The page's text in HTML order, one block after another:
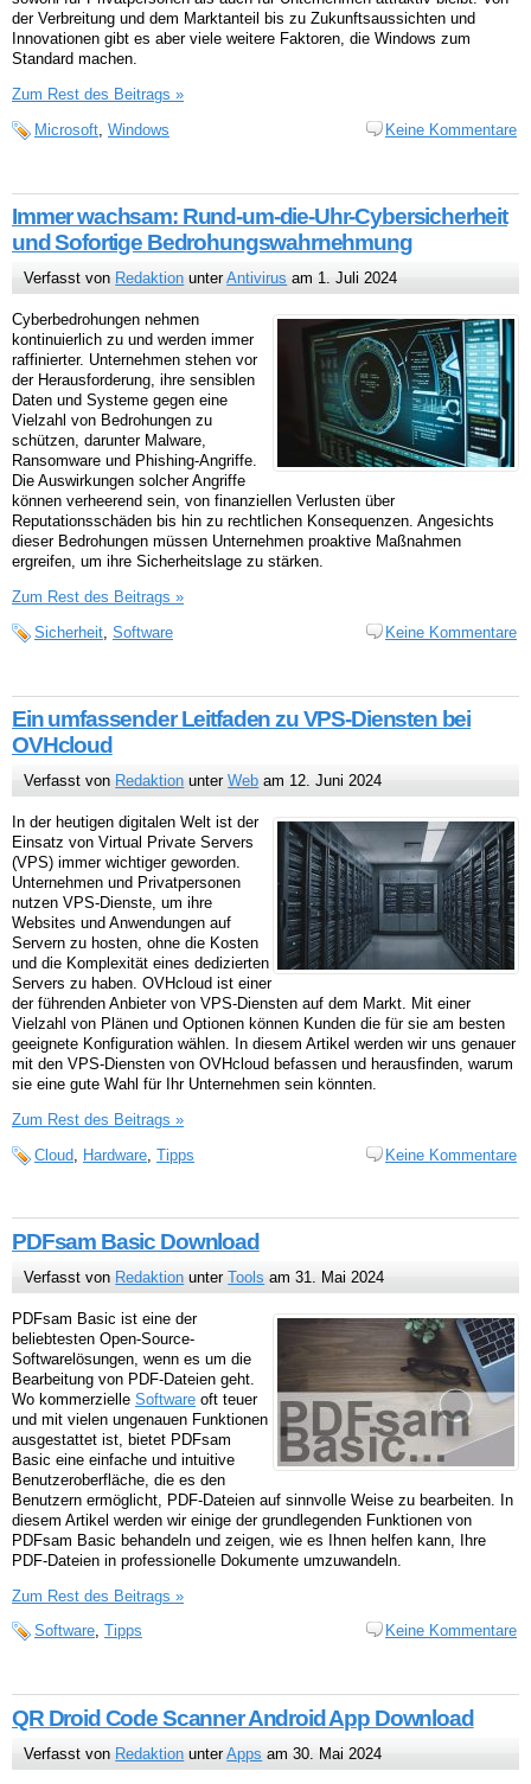
der Verbreitung und dem Marktanteil bis zu Zukunftsaussichten und
Innovationen gibt es aber viele weitere Faktoren, die Windows zum
Standard machen.
Zum Rest des Beitrags »
Microsoft, Windows Keine Kommentare
Immer wachsam: Rund-um-die-Uhr-Cybersicherheit
und Sofortige Bedrohungswahrnehmung
Verfasst von Redaktion unterAntivirus am 1. Juli 2024
Cyberbedrohungen nehmen
kontinuierlich zu und werden immer
raffinierter. Unternehmen stehen vor
der Herausforderung, ihre sensiblen
Daten und Systeme gegen eine
Vielzahl von Bedrohungen zu
schützen, darunter Malware,
Ransomware und Phishing-Angriffe.
Die Auswirkungen solcher Angriffe
können verheerend sein, von finanziellen Verlusten über
Reputationsschäden bis hin zu rechtlichen Konsequenzen. Angesichts
dieser Bedrohungen müssen Unternehmen proaktive Maßnahmen
ergreifen, um ihre Sicherheitslage zu stärken.
Zum Rest des Beitrags »
Sicherheit Software Keine Kommentare
Ein umfassender Leitfaden zu VPS-Diensten bei
OVHcloud
Verfasst von Redaktion unterWeb am 12. Juni 2024
In der heutigen digitalen Welt ist der
Einsatz von Virtual Private Servers
(VPS) immer wichtiger geworden.
Unternehmen und Privatpersonen
nutzen VPS-Dienste, um ihre
Websites und Anwendungen auf
Servern zu hosten, ohne die Kosten
und die Komplexität eines dedizierten
Servers zu haben. OVHcloud ist einer
der führenden Anbieter von VPS-Diensten auf dem Markt. Mit einer
Vielzahl von Plänen und Optionen können Kunden die für sie am besten
geeignete Konfiguration wählen. In diesem Artikel werden wir uns genauer
mit den VPS-Diensten von OVHcloud befassen und herausfinden, warum
sie eine gute Wahl für Ihr Unternehmen sein könnten.
Zum Rest des Beitrags »
Cloud Hardware Tipps Keine Kommentare
PDFsam Basic Download
Verfasst von Redaktion unterTools am 31. Mai 2024
PDFsam Basic ist eine der
beliebtesten Open-Source-
Softwarelösungen, wenn es um die
Bearbeitung von PDF-Dateien geht.
Wo kommerzielle Software oft teuer
und mit vielen ungenauen Funktionen
ausgestattet ist, bietet PDFsam
Basic eine einfache und intuitive
Benutzeroberfläche, die es den
Benutzern ermöglicht, PDF-Dateien auf sinnvolle Weise zu bearbeiten. In
diesem Artikel werden wir einige der grundlegenden Funktionen von
PDFsam Basic behandeln und zeigen, wie es Ihnen helfen kann, Ihre
PDF-Dateien in professionelle Dokumente umzuwandeln.
Zum Rest des Beitrags »
Software, Tipps Keine Kommentare
QR Droid Code Scanner Android App Download
Verfasst von Redaktion unterApps am 30. Mai 2024